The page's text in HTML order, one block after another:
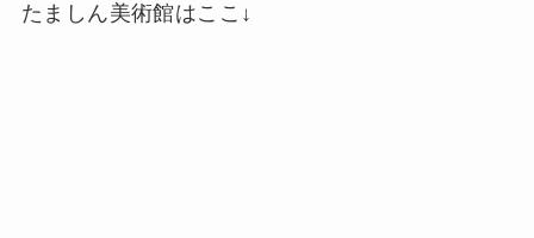
たましん美術館はここ↓